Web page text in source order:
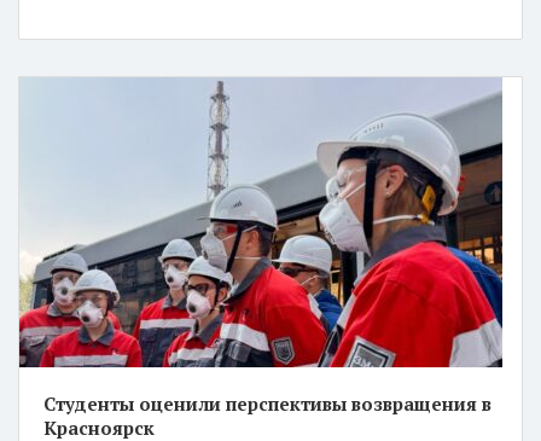
Студенты оценили перспективы возвращения в
Красноярск